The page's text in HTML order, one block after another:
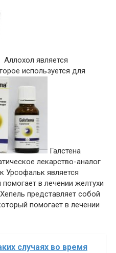
Аллохол является
используется для
Галстена
лекарство-аналог
Урсофальк является
в лечении желтухи
Хепель представляет собой
помогает в лечении
случаях во время